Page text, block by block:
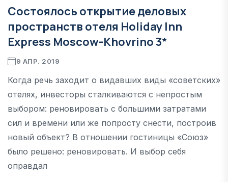
Состоялось открытие деловых
пространств отеля Holiday Inn
Express Moscow-Khovrino 3*
9 АПР. 2019
Когда речь заходит о видавших виды «советских»
отелях, инвесторы сталкиваются с непростым
выбором: реновировать с большими затратами
сил и времени или же попросту снести, построив
новый объект? В отношении гостиницы «Союз»
было решено: реновировать. И выбор себя
оправдал